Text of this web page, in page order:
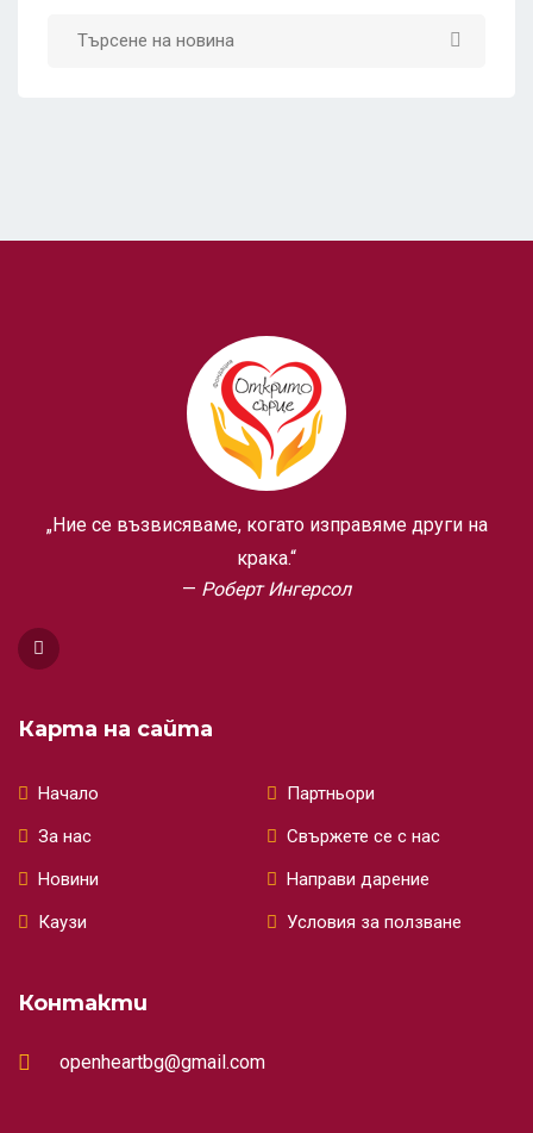
„Ние се възвисяваме, когато изправяме други на
крака.“
Роберт Ингерсол
Карта на сайта
Начало
За нас
Новини
Каузи
Партньори
Свържете се с нас
Направи дарение
Условия за ползване
Контакти
openheartbg@gmail.com